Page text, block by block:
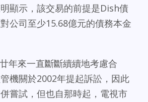
顯示，該交易的前提是Dish債
公司至少15.68億元的債務本金
年來一直斷斷續續地考慮合
機關於2002年提起訴訟，因此
嘗試，但也自那時起，電視市